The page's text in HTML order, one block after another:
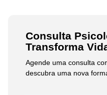
Consulta
Transforma
Agende uma consulta
descubra uma nova